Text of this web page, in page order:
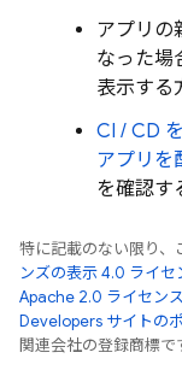
アプリの
なった場
表示する
CI / CD
アプリを
を確認す
特に記載のない限り、
ンズの表示 4.0 ライセ
Apache 2.0 ライセンス
Developers サイトの
関連会社の登録商標で